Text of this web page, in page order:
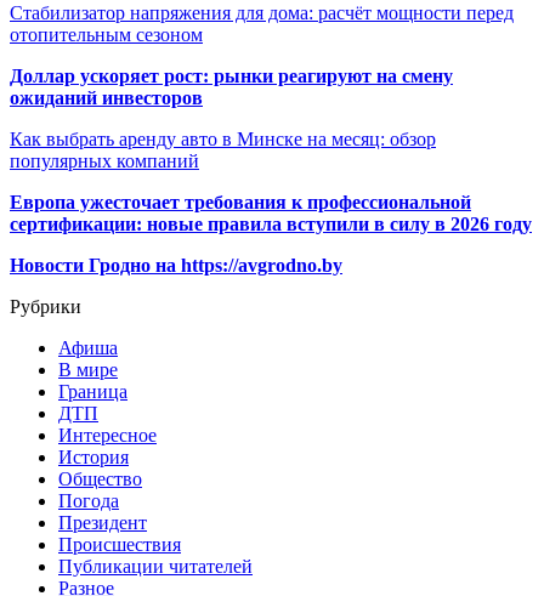
Стабилизатор напряжения для дома: расчёт мощности перед
отопительным сезоном
Доллар ускоряет рост: рынки реагируют на смену
ожиданий инвесторов
Как выбрать аренду авто в Минске на месяц: обзор
популярных компаний
Европа ужесточает требования к профессиональной
сертификации: новые правила вступили в силу в 2026 году
Новости Гродно на https://avgrodno.by
Рубрики
Афиша
В мире
Граница
ДТП
Интересное
История
Общество
Погода
Президент
Происшествия
Публикации читателей
Разное